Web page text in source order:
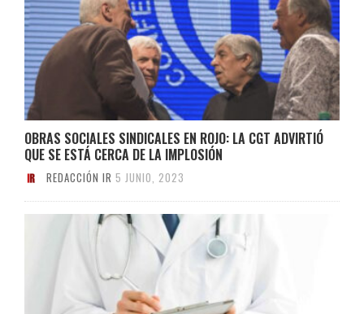
OBRAS SOCIALES SINDICALES EN ROJO: LA CGT ADVIRTIÓ
QUE SE ESTÁ CERCA DE LA IMPLOSIÓN
REDACCIÓN IR 5 JUNIO, 2023